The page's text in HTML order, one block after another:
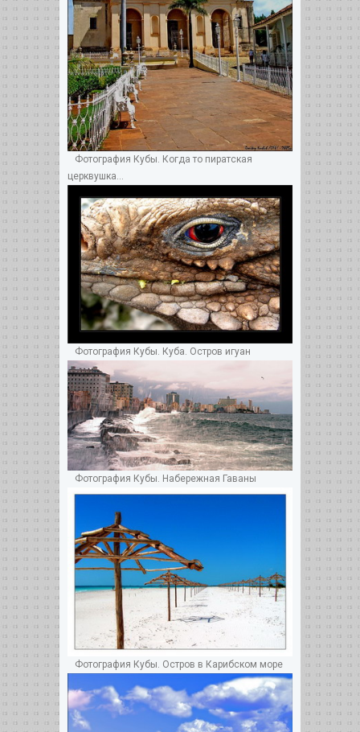
Фотография Кубы. Когда то пиратская
церквушка...
Фотография Кубы. Куба. Остров игуан
Фотография Кубы. Набережная Гаваны
Фотография Кубы. Остров в Карибском море